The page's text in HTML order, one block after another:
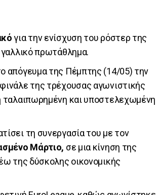
για την ενίσχυση του ρόστερ της
πρωτάθλημα.
απόγευμα της Πέμπτης (14/05) την
της τρέχουσας αγωνιστικής
ταλαιπωρημένη και υποστελεχωμένη
τη συνεργασία του με τον
Μάρτιο, σε μια κίνηση της
της δύσκολης οικονομικής